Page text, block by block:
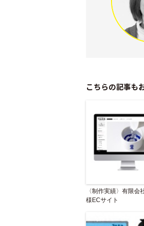
こちらの記事も
〈制作実績〉有限会
様ECサイト